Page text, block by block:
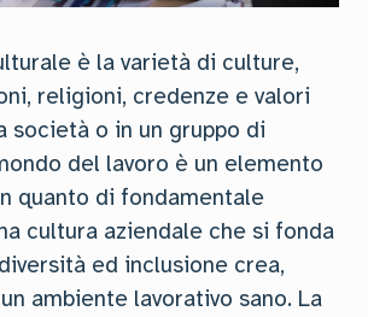
è la varietà di culture,
religioni, credenze e valori
società o in un gruppo di
del lavoro è un elemento
quanto di fondamentale
cultura aziendale che si fonda
ed inclusione crea,
ambiente lavorativo sano. La